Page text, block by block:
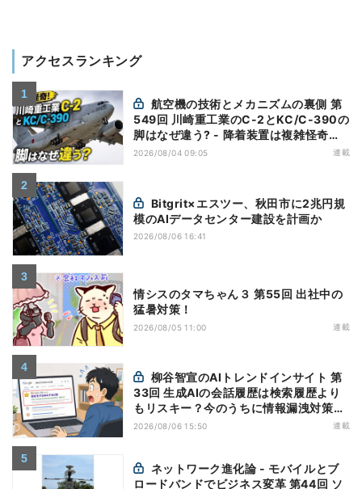
アクセスランキング
549回 川崎重工業のC-2とKC/C-390の
脚はなぜ違う? - 降着装置は複雑怪奇
(5)|軍用輸送機(10)
2026/08/04 09:05 連載
模のAIデータセンター建設を計画か
2026/08/06 16:41
情シスのタマちゃん３ 第55回 出社中の
猛暑対策！
2026/08/05 11:00 連載
33回 生成AIの会話履歴は検索履歴より
もリスキー？今のうちに情報漏洩対策を
万全にしておこう
2026/08/06 15:50 連載
ロードバンドでビジネス変革 第44回 ソ